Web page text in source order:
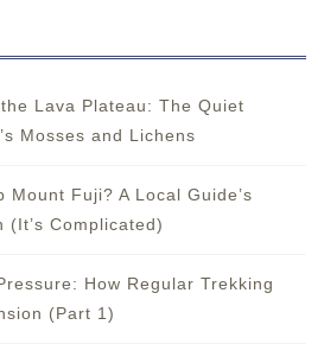
Lava Plateau: The Quiet
Mosses and Lichens
Mount Fuji? A Local Guide’s
(It’s Complicated)
How Regular Trekking
(Part 1)